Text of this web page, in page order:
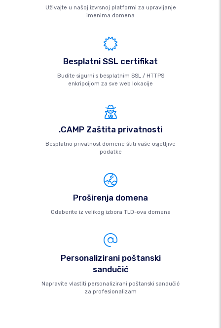
Uživajte u našoj izvrsnoj platformi za upravljanje
imenima domena
Besplatni SSL certifikat
Budite sigurni s besplatnim SSL / HTTPS
enkripcijom za sve web lokacije
.CAMP Zaštita privatnosti
Besplatno privatnost domene štiti vaše osjetljive
podatke
Proširenja domena
Odaberite iz velikog izbora TLD-ova domena
Personalizirani poštanski
sandučić
Napravite vlastiti personalizirani poštanski sandučić
za profesionalizam